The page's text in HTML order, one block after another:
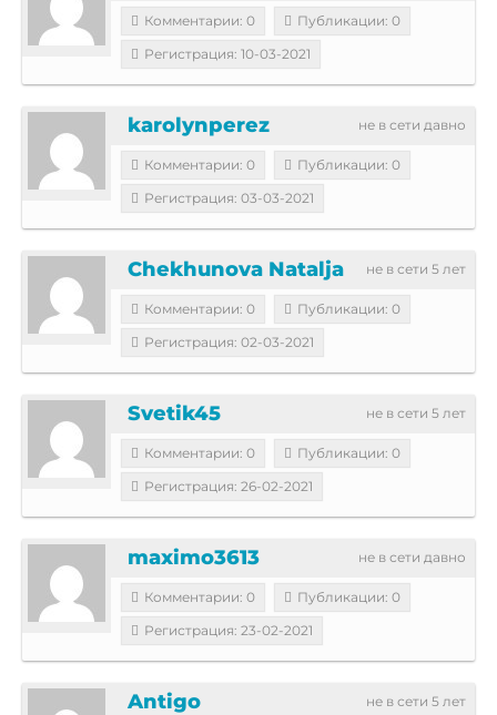
Комментарии: 0
Публикации: 0
Регистрация: 10-03-2021
не в сети давно
karolynperez
Комментарии: 0
Публикации: 0
Регистрация: 03-03-2021
не в сети 5 лет
Chekhunova Natalja
Комментарии: 0
Публикации: 0
Регистрация: 02-03-2021
не в сети 5 лет
Svetik45
Комментарии: 0
Публикации: 0
Регистрация: 26-02-2021
не в сети давно
maximo3613
Комментарии: 0
Публикации: 0
Регистрация: 23-02-2021
не в сети 5 лет
Antigo